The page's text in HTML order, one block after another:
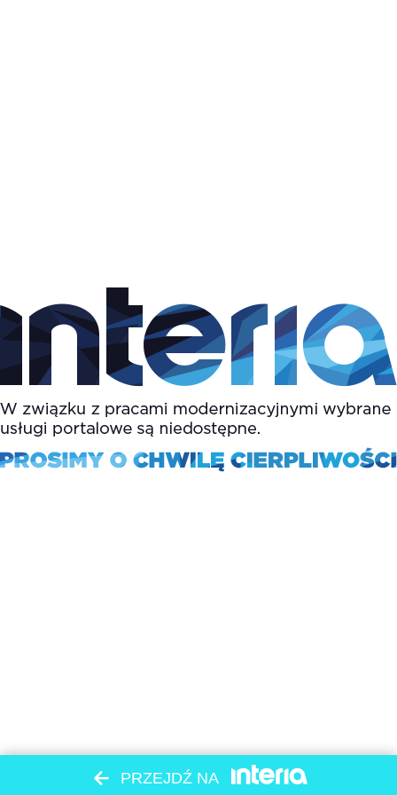
PRZEJDŹ NA